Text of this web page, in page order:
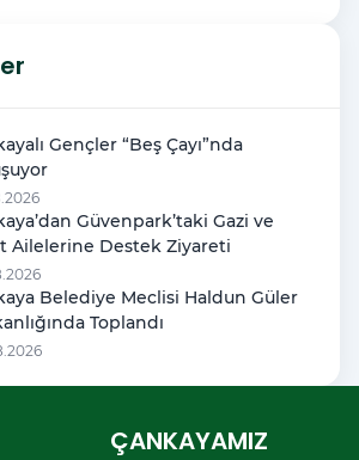
Gençler “Beş Çayı”nda
Güvenpark’taki Gazi ve
Ailelerine Destek Ziyareti
Belediye Meclisi Haldun Güler
Toplandı
ÇANKAYAMIZ